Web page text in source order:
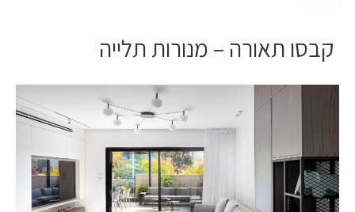
קבסו תאורה – מנורות תלייה